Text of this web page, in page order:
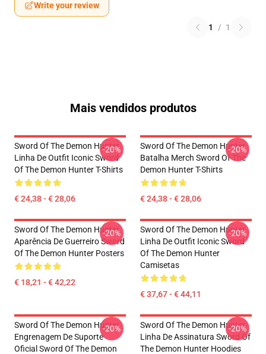
Write your review
1 / 1
Mais vendidos produtos
Sword Of The Demon Hunter
Linha De Outfit Iconic Sword
Of The Demon Hunter T-Shirts
€ 24,38 - € 28,06
-20%
Sword Of The Demon Hunter
Batalha Merch Sword Of The
Demon Hunter T-Shirts
€ 24,38 - € 28,06
-20%
Sword Of The Demon Hunter
Aparência De Guerreiro Sword
Of The Demon Hunter Posters
€ 18,21 - € 42,22
-20%
Sword Of The Demon Hunter
Linha De Outfit Iconic Sword
Of The Demon Hunter
Camisetas
€ 37,67 - € 44,11
-20%
Sword Of The Demon Hunter
Engrenagem De Suporte
Oficial Sword Of The Demon
-20%
Sword Of The Demon Hunter
Linha De Assinatura Sword Of
The Demon Hunter Hoodies
-20%